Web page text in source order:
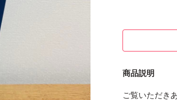
商品説明
ご覧いただき